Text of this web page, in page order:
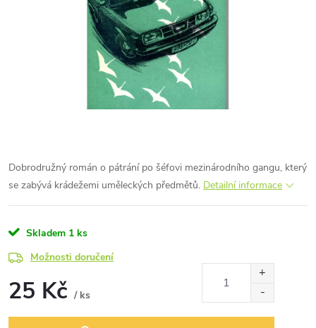
Dobrodružný román o pátrání po šéfovi mezinárodního gangu, který
se zabývá krádežemi uměleckých předmětů. Detailní informace
Skladem 1 ks
Možnosti doručení
25 Kč / ks